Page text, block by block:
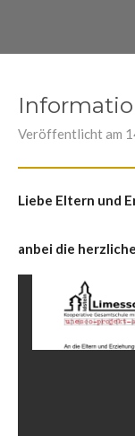
Veröffentlicht am
Liebe Eltern und
anbei die